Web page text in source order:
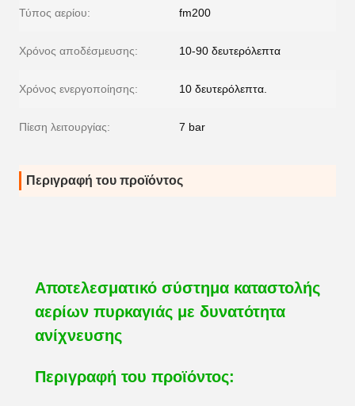
Τύπος αερίου: fm200
Χρόνος αποδέσμευσης: 10-90 δευτερόλεπτα
Χρόνος ενεργοποίησης: 10 δευτερόλεπτα.
Πίεση λειτουργίας: 7 bar
Περιγραφή του προϊόντος
Αποτελεσματικό σύστημα καταστολής
αερίων πυρκαγιάς με δυνατότητα
ανίχνευσης
Περιγραφή του προϊόντος: